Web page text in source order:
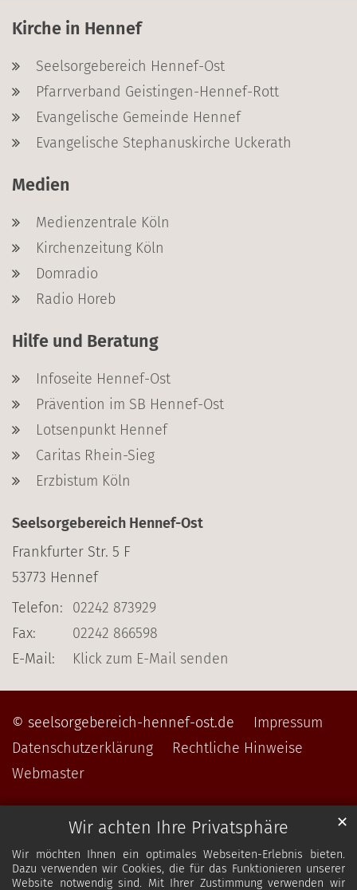
Wir achten Ihre Privatsphäre
Wir möchten Ihnen ein optimales Webseiten-Erlebnis bieten.
Dazu verwenden wir Cookies, die für das Funktionieren unserer
Website notwendig sind. Mit Ihrer Zustimmung verwenden wir
✕
Kirche in Hennef
Seelsorgebereich Hennef-Ost
Pfarrverband Geistingen-Hennef-Rott
Evangelische Gemeinde Hennef
Evangelische Stephanuskirche Uckerath
Medien
Medienzentrale Köln
Kirchenzeitung Köln
Domradio
Radio Horeb
Hilfe und Beratung
Infoseite Hennef-Ost
Prävention im SB Hennef-Ost
Lotsenpunkt Hennef
Caritas Rhein-Sieg
Erzbistum Köln
Seelsorgebereich Hennef-Ost
Frankfurter Str. 5 F
53773 Hennef
Telefon:
02242 873929
Fax:
02242 866598
E-Mail:
Klick zum E-Mail senden
© seelsorgebereich-hennef-ost.de
Impressum
Datenschutzerklärung
Rechtliche Hinweise
Webmaster